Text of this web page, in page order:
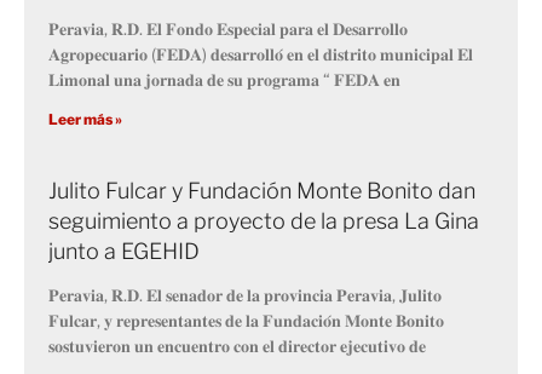
𝐏𝐞𝐫𝐚𝐯𝐢𝐚, 𝐑.𝐃. 𝐄𝐥 𝐅𝐨𝐧𝐝𝐨 𝐄𝐬𝐩𝐞𝐜𝐢𝐚𝐥 𝐩𝐚𝐫𝐚 𝐞𝐥 𝐃𝐞𝐬𝐚𝐫𝐫𝐨𝐥𝐥𝐨
𝐀𝐠𝐫𝐨𝐩𝐞𝐜𝐮𝐚𝐫𝐢𝐨 (𝐅𝐄𝐃𝐀) 𝐝𝐞𝐬𝐚𝐫𝐫𝐨𝐥𝐥𝐨́ 𝐞𝐧 𝐞𝐥 𝐝𝐢𝐬𝐭𝐫𝐢𝐭𝐨 𝐦𝐮𝐧𝐢𝐜𝐢𝐩𝐚𝐥 𝐄𝐥
𝐋𝐢𝐦𝐨𝐧𝐚𝐥 𝐮𝐧𝐚 𝐣𝐨𝐫𝐧𝐚𝐝𝐚 𝐝𝐞 𝐬𝐮 𝐩𝐫𝐨𝐠𝐫𝐚𝐦𝐚 “ 𝐅𝐄𝐃𝐀 𝐞𝐧
Leer más »
Julito Fulcar y Fundación Monte Bonito dan
seguimiento a proyecto de la presa La Gina
junto a EGEHID
𝐏𝐞𝐫𝐚𝐯𝐢𝐚, 𝐑.𝐃. 𝐄𝐥 𝐬𝐞𝐧𝐚𝐝𝐨𝐫 𝐝𝐞 𝐥𝐚 𝐩𝐫𝐨𝐯𝐢𝐧𝐜𝐢𝐚 𝐏𝐞𝐫𝐚𝐯𝐢𝐚, 𝐉𝐮𝐥𝐢𝐭𝐨
𝐅𝐮𝐥𝐜𝐚𝐫, 𝐲 𝐫𝐞𝐩𝐫𝐞𝐬𝐞𝐧𝐭𝐚𝐧𝐭𝐞𝐬 𝐝𝐞 𝐥𝐚 𝐅𝐮𝐧𝐝𝐚𝐜𝐢𝐨́𝐧 𝐌𝐨𝐧𝐭𝐞 𝐁𝐨𝐧𝐢𝐭𝐨
𝐬𝐨𝐬𝐭𝐮𝐯𝐢𝐞𝐫𝐨𝐧 𝐮𝐧 𝐞𝐧𝐜𝐮𝐞𝐧𝐭𝐫𝐨 𝐜𝐨𝐧 𝐞𝐥 𝐝𝐢𝐫𝐞𝐜𝐭𝐨𝐫 𝐞𝐣𝐞𝐜𝐮𝐭𝐢𝐯𝐨 𝐝𝐞